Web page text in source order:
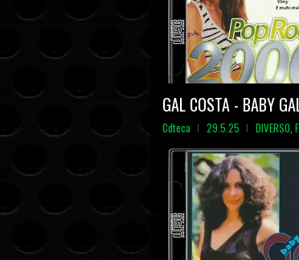
GAL COSTA - BABY
Cdteca 29.5.25 DIVERSO,